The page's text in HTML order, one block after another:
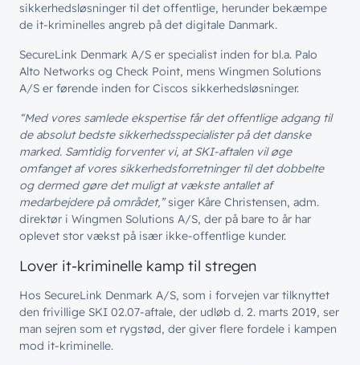
sikkerhedsløsninger til det offentlige, herunder bekæmpe
de it-kriminelles angreb på det digitale Danmark.
SecureLink Denmark A/S er specialist inden for bl.a. Palo
Alto Networks og Check Point, mens Wingmen Solutions
A/S er førende inden for Ciscos sikkerhedsløsninger.
“Med vores samlede ekspertise får det offentlige adgang til
de absolut bedste sikkerhedsspecialister på det danske
marked. Samtidig forventer vi, at SKI-aftalen vil øge
omfanget af vores sikkerhedsforretninger til det dobbelte
og dermed gøre det muligt at vækste antallet af
medarbejdere på området,”siger Kåre Christensen, adm.
direktør i Wingmen Solutions A/S, der på bare to år har
oplevet stor vækst på især ikke-offentlige kunder.
Lover it-kriminelle kamp til stregen
Hos SecureLink Denmark A/S, som i forvejen var tilknyttet
den frivillige SKI 02.07-aftale, der udløb d. 2. marts 2019, ser
man sejren som et rygstød, der giver flere fordele i kampen
mod it-kriminelle.